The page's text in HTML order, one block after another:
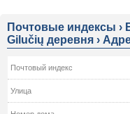
Почтовые индексы ›
Gilučių деревня ›